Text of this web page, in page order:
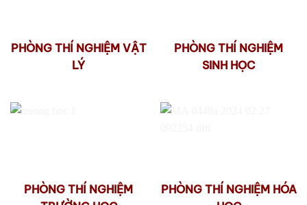
PHÒNG THÍ NGHIỆM VẬT
LÝ
PHÒNG THÍ NGHIỆM
SINH HỌC
PHÒNG THÍ NGHIỆM
PHÒNG THÍ NGHIỆM HÓA